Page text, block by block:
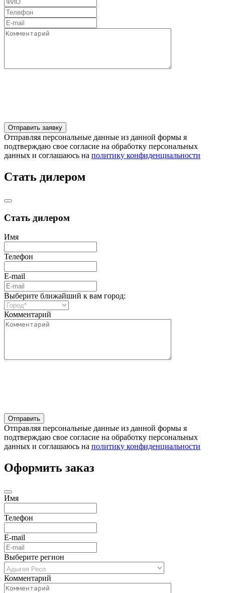
Отправляя персональные данные из данной формы я
подтверждаю свое согласие на обработку персональных
данных и соглашаюсь на политику конфиденциальности
Стать дилером
Стать дилером
Имя
Телефон
E-mail
Выберите ближайший к вам город:
Комментарий
Отправляя персональные данные из данной формы я
подтверждаю свое согласие на обработку персональных
данных и соглашаюсь на политику конфиденциальности
Оформить заказ
Имя
Телефон
E-mail
Выберите регион
Комментарий